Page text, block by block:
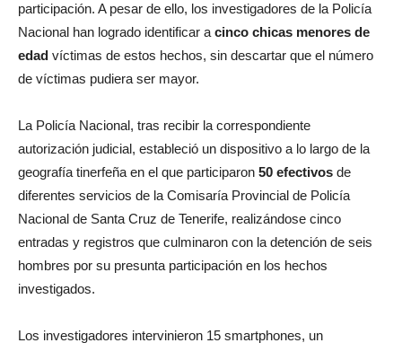
participación. A pesar de ello, los investigadores de la Policía
Nacional han logrado identificar acinco chicas menores de
edad víctimas de estos hechos, sin descartar que el número
de víctimas pudiera ser mayor.
La Policía Nacional, tras recibir la correspondiente
autorización judicial, estableció un dispositivo a lo largo de la
geografía tinerfeña en el que participaron 50 efectivos de
diferentes servicios de la Comisaría Provincial de Policía
Nacional de Santa Cruz de Tenerife, realizándose cinco
entradas y registros que culminaron con la detención de seis
hombres por su presunta participación en los hechos
investigados.
Los investigadores intervinieron 15 smartphones, un